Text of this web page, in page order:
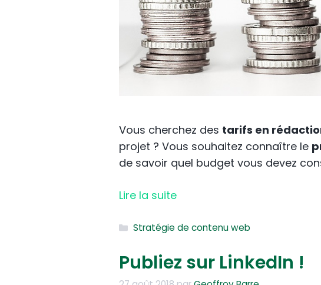
Vous cherchez des tarifs en
projet ? Vous souhaitez connaître le
de savoir quel budget vous devez
Lire la suite
Catégories
Stratégie de contenu web
Publiez sur LinkedIn !